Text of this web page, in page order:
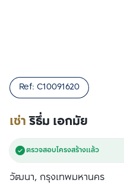
เช่าริธึ่ม เอกมัย
Ref: C10091620
ตรวจสอบโครงสร้างแล้ว
วัฒนา, กรุงเทพมหานคร
เปรียบเทียบ